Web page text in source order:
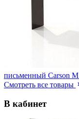
письменный Carson M
Смотреть все товары
В кабинет